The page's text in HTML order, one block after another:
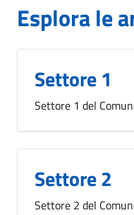
Esplora le
Settore 1
Settore 1 del
Settore 2
Settore 2 del